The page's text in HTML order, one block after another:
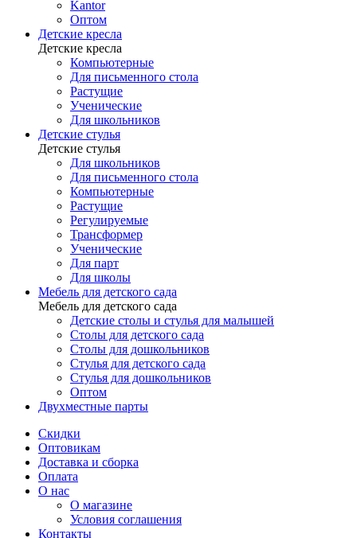
Kantor
Оптом
Детские кресла
Детские кресла
Компьютерные
Для письменного стола
Растущие
Ученические
Для школьников
Детские стулья
Детские стулья
Для школьников
Для письменного стола
Компьютерные
Растущие
Регулируемые
Трансформер
Ученические
Для парт
Для школы
Мебель для детского сада
Мебель для детского сада
Детские столы и стулья для малышей
Столы для детского сада
Столы для дошкольников
Стулья для детского сада
Стулья для дошкольников
Оптом
Двухместные парты
Скидки
Оптовикам
Доставка и сборка
Оплата
О нас
О магазине
Условия соглашения
Контакты